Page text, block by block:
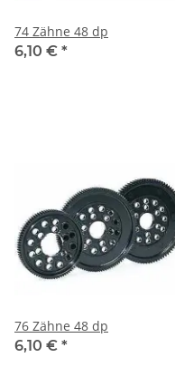
74 Zähne 48 dp
6,10 € *
76 Zähne 48 dp
6,10 € *